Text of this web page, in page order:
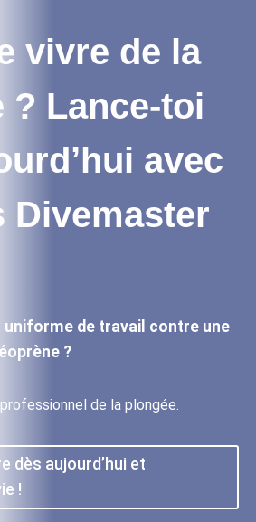
vivre de la
? Lance-toi
avec
Divemaster
uniforme de travail contre une
?
de la plongée.
dès aujourd’hui et
!